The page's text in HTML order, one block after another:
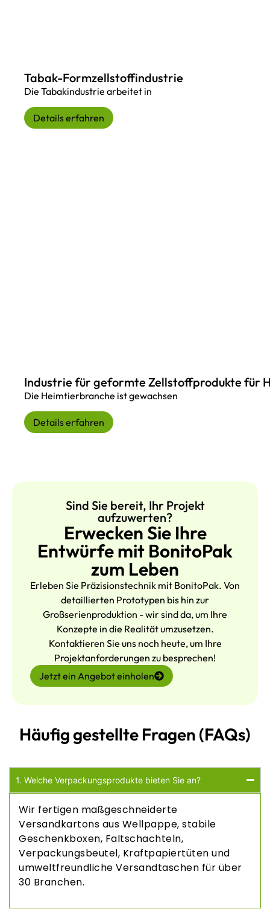
Tabak-Formzellstoffindustrie
Die Tabakindustrie arbeitet in
Details erfahren
Industrie für geformte Zellstoffprodukte für
Die Heimtierbranche ist gewachsen
Details erfahren
Sind Sie bereit, Ihr Projekt
aufzuwerten?
Erwecken Sie Ihre
Entwürfe mit BonitoPak
zum Leben
Erleben Sie Präzisionstechnik mit BonitoPak. Von
detaillierten Prototypen bis hin zur
Großserienproduktion - wir sind da, um Ihre
Konzepte in die Realität umzusetzen.
Kontaktieren Sie uns noch heute, um Ihre
Projektanforderungen zu besprechen!
Jetzt ein Angebot einholen
Häufig gestellte Fragen (FAQs)
1. Welche Verpackungsprodukte bieten Sie an?
Wir fertigen maßgeschneiderte
Versandkartons aus Wellpappe, stabile
Geschenkboxen, Faltschachteln,
Verpackungsbeutel, Kraftpapiertüten und
umweltfreundliche Versandtaschen für über
30 Branchen.